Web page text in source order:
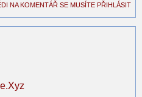
NA KOMENTÁŘ SE MUSÍTE PŘIHLÁSIT